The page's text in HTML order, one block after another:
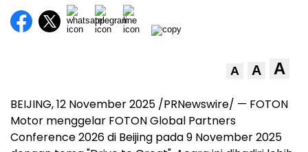
A A A
BEIJING,12 November 2025 /PRNewswire/ — FOTON
Motor menggelar FOTON Global Partners
Conference 2026 di Beijing pada9 November 2025